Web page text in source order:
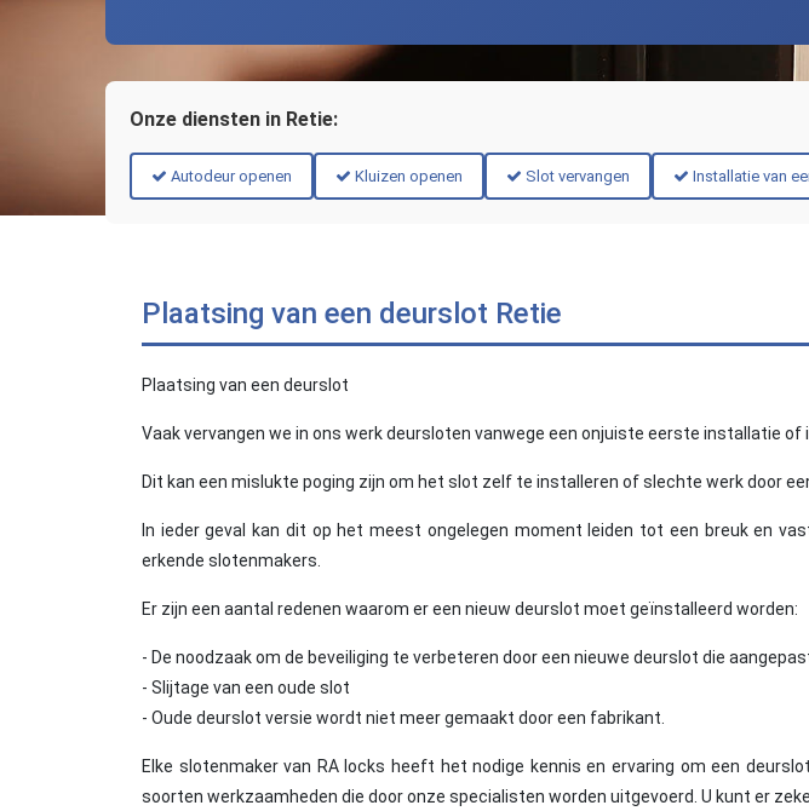
Onze diensten in Retie:
Autodeur openen Kluizen openen Slot vervangen Installatie van
Plaatsing van een deurslot Retie
Plaatsing van een deurslot
Vaak vervangen we in ons werk deursloten vanwege een onjuiste eerste installatie
Dit kan een mislukte poging zijn om het slot zelf te installeren of slechte werk door
In ieder geval kan dit op het meest ongelegen moment leiden tot een breuk en
erkende slotenmakers.
Er zijn een aantal redenen waarom er een nieuw deurslot moet geïnstalleerd worden:
- De noodzaak om de beveiliging te verbeteren door een nieuwe deurslot die
- Slijtage van een oude slot
- Oude deurslot versie wordt niet meer gemaakt door een fabrikant.
Elke slotenmaker van RA locks heeft het nodige kennis en ervaring om een
soorten werkzaamheden die door onze specialisten worden uitgevoerd. U kunt er